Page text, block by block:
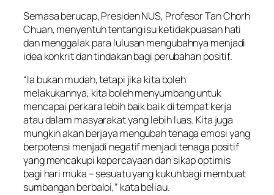
Semasa berucap, Presiden NUS, Profesor Tan Chorh
Chuan, menyentuh tentang isu ketidakpuasan hati
dan menggalak para lulusan mengubahnya menjadi
idea konkrit dan tindakan bagi perubahan positif.
“Ia bukan mudah, tetapi jika kita boleh
melakukannya, kita boleh menyumbang untuk
mencapai perkara lebih baik baik di tempat kerja
atau dalam masyarakat yang lebih luas. Kita juga
mungkin akan berjaya mengubah tenaga emosi yang
berpotensi menjadi negatif menjadi tenaga positif
yang mencakupi kepercayaan dan sikap optimis
bagi hari muka – sesuatu yang kukuh bagi membuat
sumbangan berbaloi,” kata beliau.